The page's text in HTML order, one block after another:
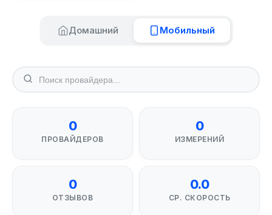
Домашний Мобильный
0
ПРОВАЙДЕРОВ
0
ИЗМЕРЕНИЙ
0
ОТЗЫВОВ
0.0
СР. СКОРОСТЬ